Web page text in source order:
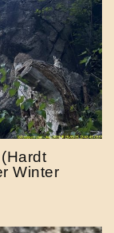
Winter